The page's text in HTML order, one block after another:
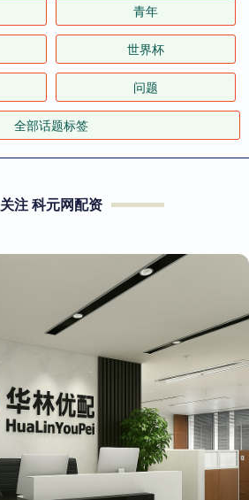
青年
世界杯
问题
全部话题标签
关注 科元网配资